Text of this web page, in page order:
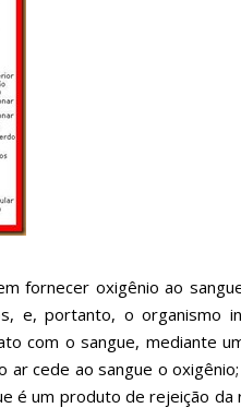
fornecer oxigênio ao
e, portanto, o organismo
com o sangue, mediante
cede ao sangue o
é um produto de rejeição da